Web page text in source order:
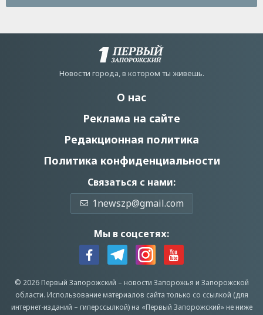
Новости города, в котором ты живешь.
О нас
Реклама на сайте
Редакционная политика
Политика конфиденциальности
Связаться с нами:
1newszp@gmail.com
Мы в соцсетях:
© 2026 Первый Запорожский – новости Запорожья и Запорожской
области. Использование материалов сайта только со ссылкой (для
интернет-изданий – гиперссылкой) на «Первый Запорожский» не ниже